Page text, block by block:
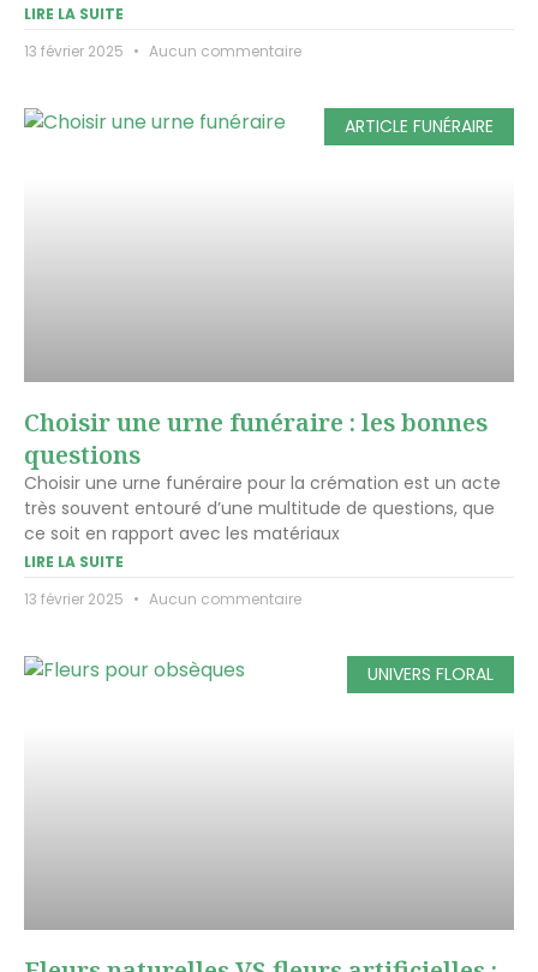
LIRE LA SUITE
13 février 2025
Aucun commentaire
ARTICLE FUNÉRAIRE
Choisir une urne funéraire : les bonnes
questions
Choisir une urne funéraire pour la crémation est un acte
très souvent entouré d’une multitude de questions, que
ce soit en rapport avec les matériaux
LIRE LA SUITE
13 février 2025
Aucun commentaire
UNIVERS FLORAL